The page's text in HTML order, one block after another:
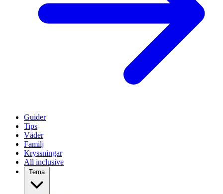
Guider
Tips
Väder
Familj
Kryssningar
All inclusive
Tema